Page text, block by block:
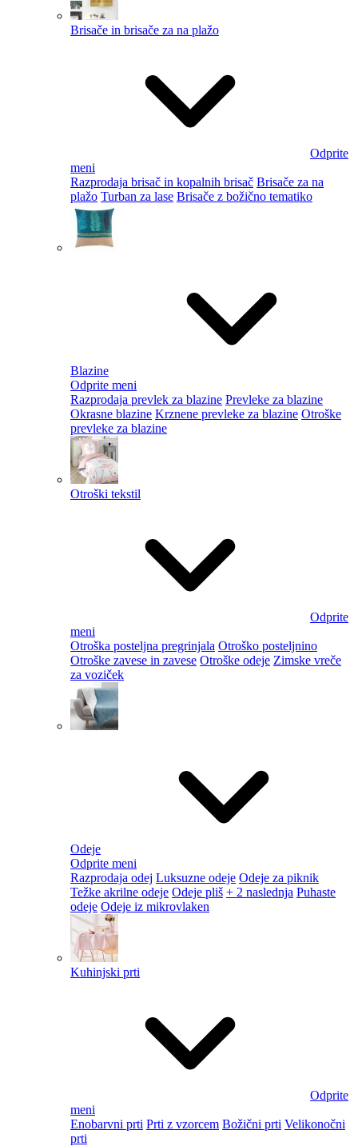
Brisače in brisače za na plažo
Odprite
meni
Razprodaja brisač in kopalnih brisač Brisače za na
plažo Turban za lase Brisače z božično tematiko
Blazine
Odprite meni
Razprodaja prevlek za blazine Prevleke za blazine
Okrasne blazine Krznene prevleke za blazine Otroške
prevleke za blazine
Otroški tekstil
Odprite
meni
Otroška posteljna pregrinjala Otroško posteljnino
Otroške zavese in zavese Otroške odeje Zimske vreče
za voziček
Odeje
Odprite meni
Razprodaja odej Luksuzne odeje Odeje za piknik
Težke akrilne odeje Odeje pliš + 2 naslednja Puhaste
odeje Odeje iz mikrovlaken
Kuhinjski prti
Odprite
meni
Enobarvni prti Prti z vzorcem Božični prti Velikonočni
prti​